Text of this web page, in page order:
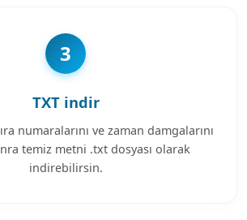
3
TXT indir
numaralarını ve zaman damgalarını
temiz metni .txt dosyası olarak
indirebilirsin.